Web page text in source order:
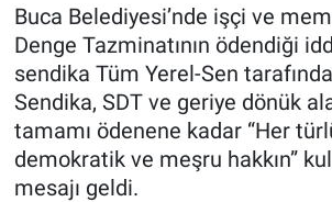
Buca Belediyesi’nde işçi ve
Denge Tazminatının ödendiği
sendika Tüm Yerel-Sen
Sendika, SDT ve geriye dönük
tamamı ödenene kadar “Her
demokratik ve meşru hakkın”
mesajı geldi.